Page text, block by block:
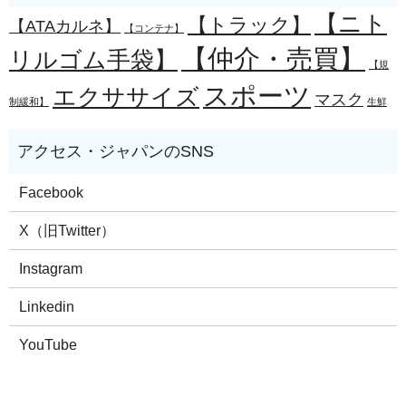
【ATAカルネ】 【コンテナ】 【トラック】
【ニト
リルゴム手袋】
【仲介・売買】 【規
制緩和】 エクササイズ スポーツ マスク 生鮮
Facebook
X（旧Twitter）
Instagram
Linkedin
YouTube